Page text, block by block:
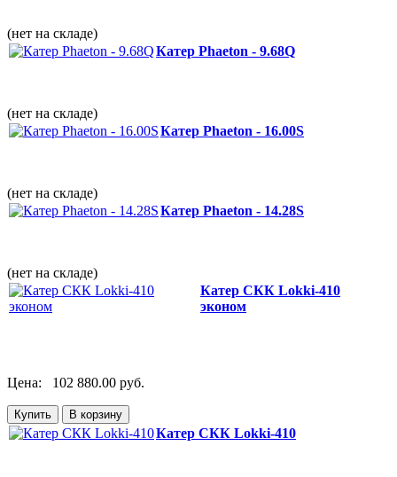
(нет на складе)
Катер Phaeton - 9.68Q
(нет на складе)
Катер Phaeton - 16.00S
(нет на складе)
Катер Phaeton - 14.28S
(нет на складе)
Катер СКК Lokki-410
эконом
Цена: 102 880.00 руб.
Катер СКК Lokki-410